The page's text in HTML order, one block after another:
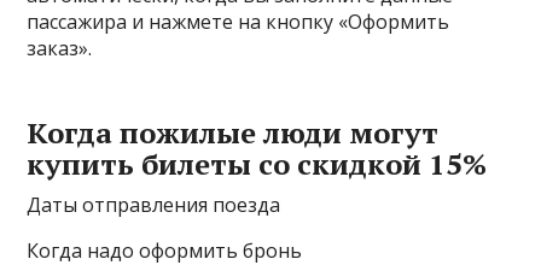
пассажира и нажмете на кнопку «Оформить
заказ».
Когда пожилые люди могут
купить билеты со скидкой 15%
Даты отправления поезда
Когда надо оформить бронь